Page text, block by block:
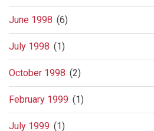
June 1998 (6)
July 1998 (1)
October 1998 (2)
February 1999 (1)
July 1999 (1)